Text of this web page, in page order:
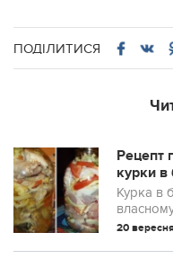
ПОДІЛИТИСЯ
Рецепт
курки в
Курка в банці готується
20